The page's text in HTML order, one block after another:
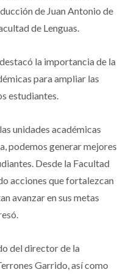
de Juan Antonio de
de Lenguas.
la importancia de la
para ampliar las
estudiantes.
unidades académicas
podemos generar mejores
Desde la Facultad
acciones que fortalezcan
avanzar en sus metas
del director de la
Garrido, así como